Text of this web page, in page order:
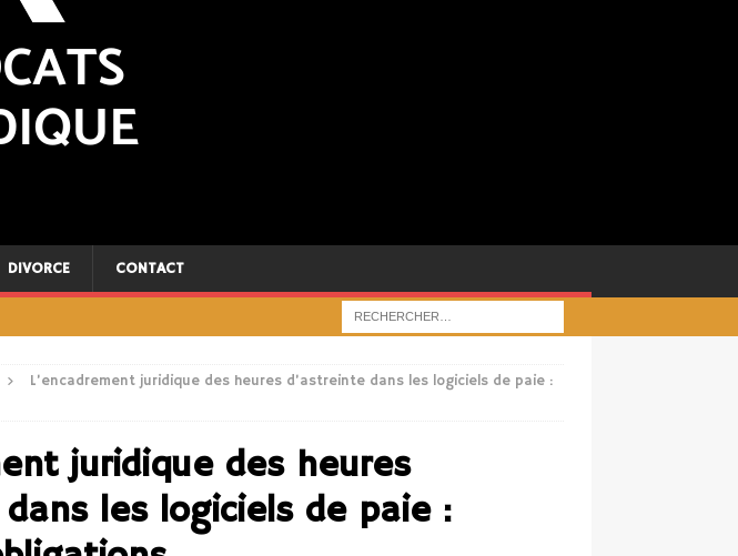
DIVORCE CONTACT
L’encadrement juridique des heures d’astreinte dans les logiciels de paie :
juridique des heures
les logiciels de paie :